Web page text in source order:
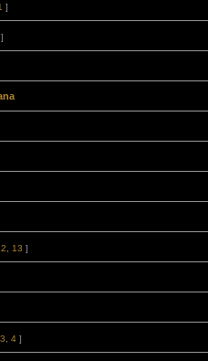
]
]
13 ]
3 4 ]